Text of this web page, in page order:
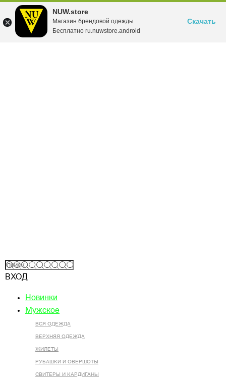
NUW.store
Магазин брендовой одежды
Бесплатно ru.nuwstore.android
Скачать
ВХОД
Новинки
Мужское
ВСЯ ОДЕЖДА
ВЕРХНЯЯ ОДЕЖДА
ЖИЛЕТЫ
РУБАШКИ И ОВЕРШОТЫ
СВИТЕРЫ И КАРДИГАНЫ